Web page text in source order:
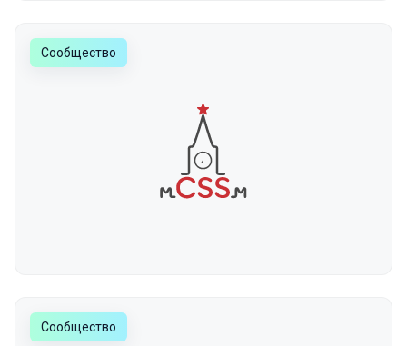
Сообщество
Сообщество